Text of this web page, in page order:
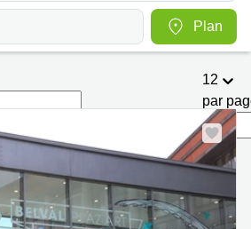
Plan
12
par